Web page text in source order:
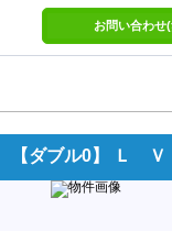
お問い合わせ
【ダブル0】 Ｌ Ｖ